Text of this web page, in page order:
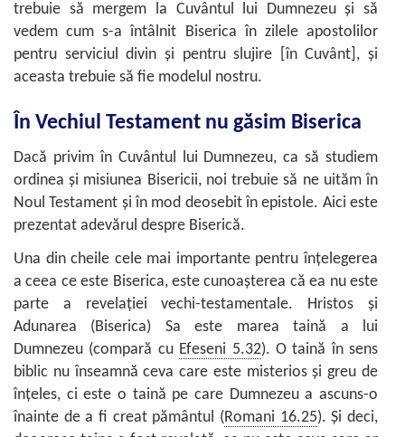
trebuie să mergem la Cuvântul lui Dumnezeu şi să
vedem cum s-a întâlnit Biserica în zilele apostolilor
pentru serviciul divin şi pentru slujire [în Cuvânt], şi
aceasta trebuie să fie modelul nostru.
În Vechiul Testament nu găsim Biserica
Dacă privim în Cuvântul lui Dumnezeu, ca să studiem
ordinea şi misiunea Bisericii, noi trebuie să ne uităm în
Noul Testament şi în mod deosebit în epistole. Aici este
prezentat adevărul despre Biserică.
Una din cheile cele mai importante pentru înţelegerea
a ceea ce este Biserica, este cunoaşterea că ea nu este
parte a revelaţiei vechi-testamentale. Hristos şi
Adunarea (Biserica) Sa este marea taină a lui
Dumnezeu (compară cu Efeseni 5.32). O taină în sens
biblic nu înseamnă ceva care este misterios şi greu de
înţeles, ci este o taină pe care Dumnezeu a ascuns-o
înainte de a fi creat pământul (Romani 16.25). Şi deci,